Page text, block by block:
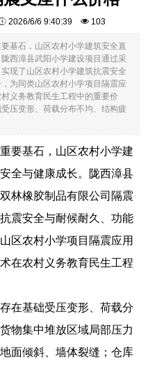
2026/6/6 9:40:39 103
基石，山区农村小学建筑安全直
西漳县武阳小学建设项目通过采
现了山区农村小学建筑抗震安全
为同类山区农村小学项目隔震应
义务教育民生工程中的重要价
压变形、荷载分布不均、结构疲
要基石，山区农村小学建
全与健康成长。陇西漳县
林橡胶制品有限公司隔震
震安全与耐候耐久、功能
区农村小学项目隔震应用
在农村义务教育民生工程
在基础受压变形、荷载分
物集中堆放区域局部压力
面倾斜、墙体裂缝；仓库